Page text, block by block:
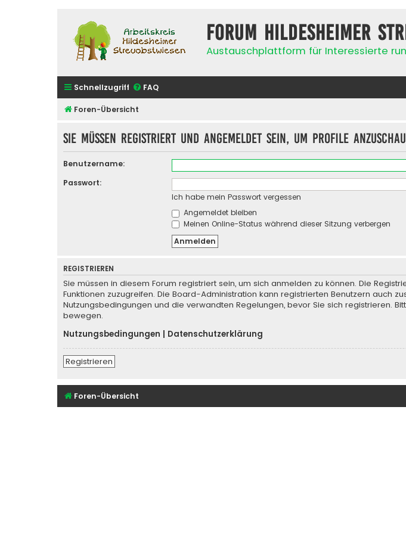
Forum Hildesheimer
Austauschplattform für Interessierte
Schnellzugriff FAQ
Foren-Übersicht
Sie müssen registriert und angemeldet sein, um Profile
Benutzername:
Passwort:
Ich habe mein Passwort vergessen
Angemeldet bleiben
Meinen Online-Status während dieser Sitzung verbergen
REGISTRIEREN
Sie müssen in diesem Forum registriert sein, um sich anmelden zu können. Die
Funktionen zuzugreifen. Die Board-Administration kann registrierten Benutzern auch
Nutzungsbedingungen und die verwandten Regelungen, bevor Sie sich registrieren.
bewegen.
Nutzungsbedingungen
Datenschutzerklärung
Registrieren
Foren-Übersicht